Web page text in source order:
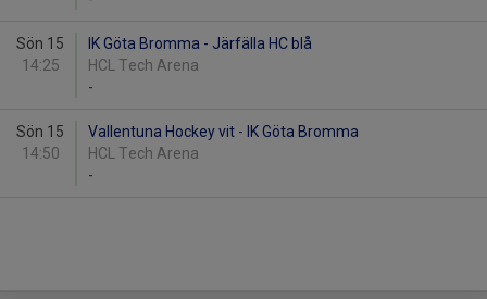
Sön 15
14:25
IK Göta Bromma - Järfälla HC blå
HCL Tech Arena
-
Sön 15
14:50
Vallentuna Hockey vit - IK Göta Bromma
HCL Tech Arena
-